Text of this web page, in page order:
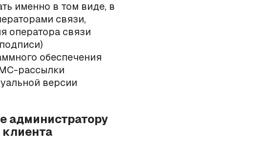
именно в том виде, в
связи,
оператора связи
обеспечения
рассылки
версии
администратору